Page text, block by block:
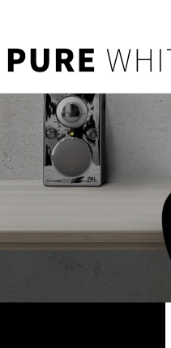
하위분류 하위분류